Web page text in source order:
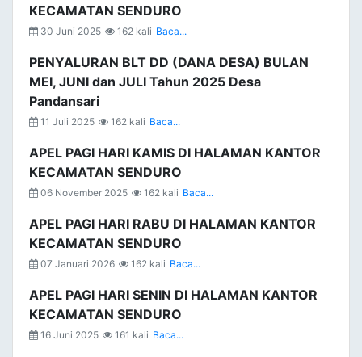
KECAMATAN SENDURO
30 Juni 2025 162 kali Baca...
PENYALURAN BLT DD (DANA DESA) BULAN
MEI, JUNI dan JULI Tahun 2025 Desa
Pandansari
11 Juli 2025 162 kali Baca...
APEL PAGI HARI KAMIS DI HALAMAN KANTOR
KECAMATAN SENDURO
06 November 2025 162 kali Baca...
APEL PAGI HARI RABU DI HALAMAN KANTOR
KECAMATAN SENDURO
07 Januari 2026 162 kali Baca...
APEL PAGI HARI SENIN DI HALAMAN KANTOR
KECAMATAN SENDURO
16 Juni 2025 161 kali Baca...